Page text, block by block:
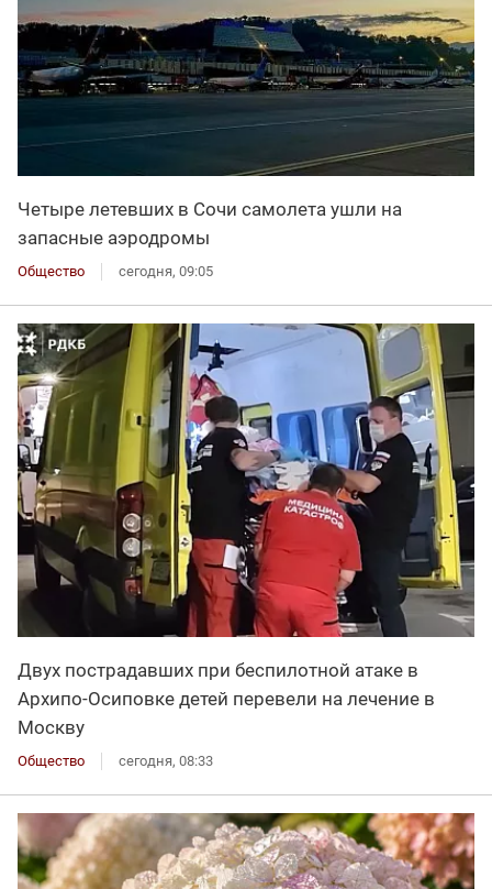
Четыре летевших в Сочи самолета ушли на
запасные аэродромы
Общество сегодня, 09:05
Двух пострадавших при беспилотной атаке в
Архипо-Осиповке детей перевели на лечение в
Москву
Общество сегодня, 08:33